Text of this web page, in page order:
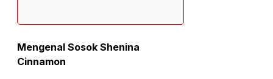
Mengenal Sosok Shenina
Cinnamon